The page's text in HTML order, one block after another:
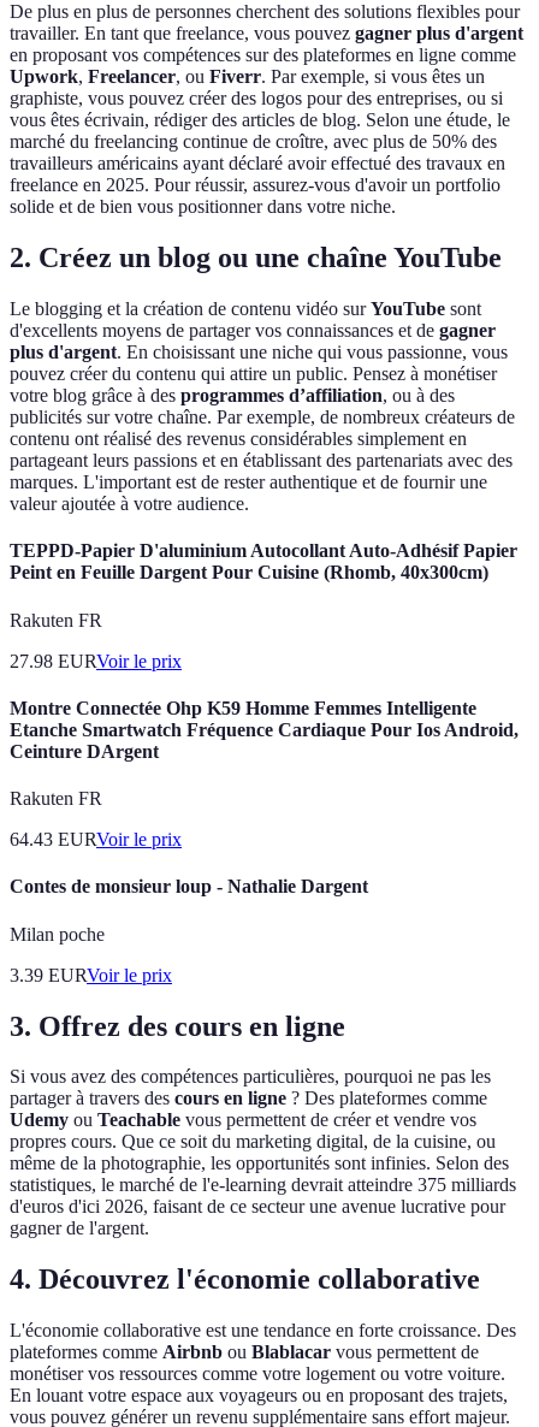
De plus en plus de personnes cherchent des solutions flexibles pour
travailler. En tant que freelance, vous pouvez gagner plus d'argent
en proposant vos compétences sur des plateformes en ligne comme
Upwork, Freelancer, ou Fiverr. Par exemple, si vous êtes un
graphiste, vous pouvez créer des logos pour des entreprises, ou si
vous êtes écrivain, rédiger des articles de blog. Selon une étude, le
marché du freelancing continue de croître, avec plus de 50% des
travailleurs américains ayant déclaré avoir effectué des travaux en
freelance en 2025. Pour réussir, assurez-vous d'avoir un portfolio
solide et de bien vous positionner dans votre niche.
2. Créez un blog ou une chaîne YouTube
Le blogging et la création de contenu vidéo surYouTube sont
d'excellents moyens de partager vos connaissances et de gagner
plus d'argent. En choisissant une niche qui vous passionne, vous
pouvez créer du contenu qui attire un public. Pensez à monétiser
votre blog grâce à des programmes d’affiliation, ou à des
publicités sur votre chaîne. Par exemple, de nombreux créateurs de
contenu ont réalisé des revenus considérables simplement en
partageant leurs passions et en établissant des partenariats avec des
marques. L'important est de rester authentique et de fournir une
valeur ajoutée à votre audience.
TEPPD-Papier D'aluminium Autocollant Auto-Adhésif Papier
Peint en Feuille Dargent Pour Cuisine (Rhomb, 40x300cm)
Rakuten FR
27.98 EURVoir le prix
Montre Connectée Ohp K59 Homme Femmes Intelligente
Etanche Smartwatch Fréquence Cardiaque Pour Ios Android,
Ceinture DArgent
Rakuten FR
64.43 EURVoir le prix
Contes de monsieur loup - Nathalie Dargent
Milan poche
3.39 EURVoir le prix
3. Offrez des cours en ligne
Si vous avez des compétences particulières, pourquoi ne pas les
partager à travers des cours en ligne ? Des plateformes comme
Udemy ou Teachable vous permettent de créer et vendre vos
propres cours. Que ce soit du marketing digital, de la cuisine, ou
même de la photographie, les opportunités sont infinies. Selon des
statistiques, le marché de l'e-learning devrait atteindre 375 milliards
d'euros d'ici 2026, faisant de ce secteur une avenue lucrative pour
gagner de l'argent.
4. Découvrez l'économie collaborative
L'économie collaborative est une tendance en forte croissance. Des
plateformes comme Airbnb ou Blablacar vous permettent de
monétiser vos ressources comme votre logement ou votre voiture.
En louant votre espace aux voyageurs ou en proposant des trajets,
vous pouvez générer un revenu supplémentaire sans effort majeur.